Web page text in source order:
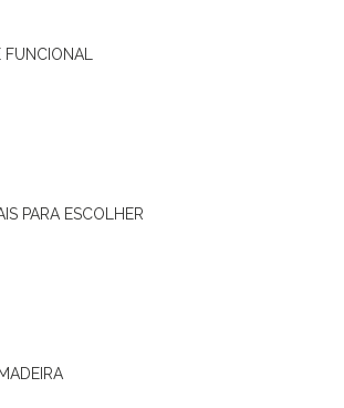
PARA ESCOLHER